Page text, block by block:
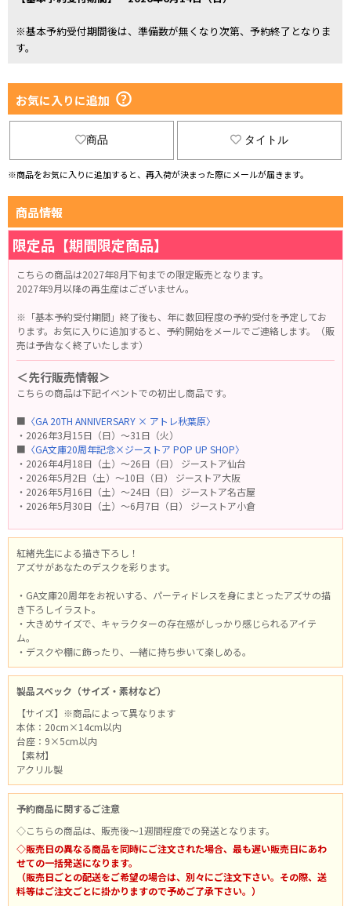
※基本予約受付期間後は、準備数が無くなり次第、予約終了となりま
す。
お気に入りに追加
商品 タイトル
※商品をお気に入りに追加すると、再入荷が決まった際にメールが届きます。
商品情報
限定品【期間限定商品】
こちらの商品は2027年8月下旬までの限定販売となります。
2027年9月以降の再生産はございません。
※「基本予約受付期間」終了後も、年に数回程度の予約受付を予定してお
ります。お気に入りに追加すると、予約開始をメールでご連絡します。（販
売は予告なく終了いたします）
＜先行販売情報＞
こちらの商品は下記イベントでの初出し商品です。
■ 〈GA 20TH ANNIVERSARY × アトレ秋葉原〉
・2026年3月15日（日）～31日（火）
■ 〈GA文庫20周年記念×ジーストア POP UP SHOP〉
・2026年4月18日（土）～26日（日） ジーストア仙台
・2026年5月2日（土）～10日（日） ジーストア大阪
・2026年5月16日（土）～24日（日） ジーストア名古屋
・2026年5月30日（土）～6月7日（日） ジーストア小倉
紅緒先生による描き下ろし！
アズサがあなたのデスクを彩ります。
・GA文庫20周年をお祝いする、パーティドレスを身にまとったアズサの描
き下ろしイラスト。
・大きめサイズで、キャラクターの存在感がしっかり感じられるアイテ
ム。
・デスクや棚に飾ったり、一緒に持ち歩いて楽しめる。
製品スペック（サイズ・素材など）
【サイズ】※商品によって異なります
本体：20cm×14cm以内
台座：9×5cm以内
【素材】
アクリル製
予約商品に関するご注意
◇こちらの商品は、販売後～1週間程度での発送となります。
◇販売日の異なる商品を同時にご注文された場合、最も遅い販売日にあわ
せての一括発送になります。
（販売日ごとの配送をご希望の場合は、別々にご注文下さい。その際、送
料等はご注文ごとに掛かりますので予めご了承下さい。）